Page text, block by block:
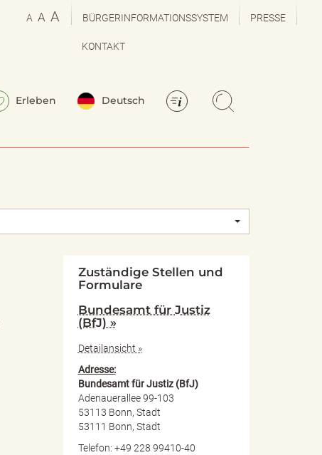
A A A BÜRGERINFORMATIONSSYSTEM PRESSE
KONTAKT
Erleben Deutsch
Zuständige Stellen und
Formulare
Bundesamt für Justiz
(BfJ) »
Detailansicht »
Adresse:
Bundesamt für Justiz (BfJ)
Adenauerallee 99-103
53113 Bonn, Stadt
53111 Bonn, Stadt
Telefon: +49 228 99410-40